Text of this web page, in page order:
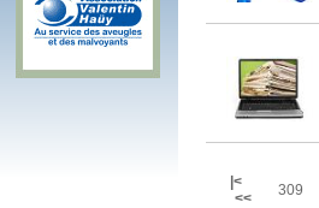
|<
<<
309